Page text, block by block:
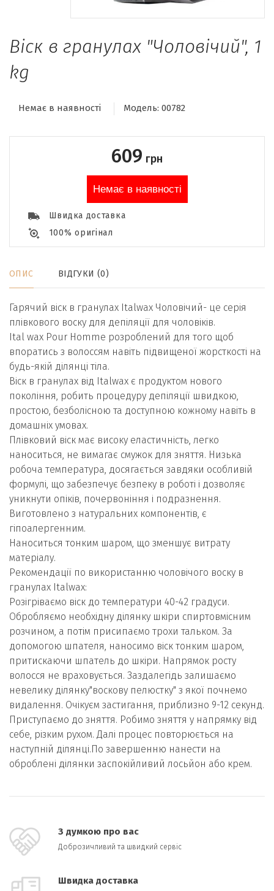
Віск в гранулах "Чоловічий", 1
kg
Немає в наявності Модель: 00782
609 грн
Немає в наявності
Швидка доставка
100% оригінал
ОПИС ВІДГУКИ (0)
Гарячий віск в гранулах Italwax Чоловічий- це серія
плівкового воску для депіляції для чоловіків.
Ital wax Pour Homme розроблений для того щоб
впоратись з волоссям навіть підвищеної жорсткості на
будь-якій ділянці тіла.
Віск в гранулах від Italwax є продуктом нового
покоління, робить процедуру депіляції швидкою,
простою, безболісною та доступною кожному навіть в
домашніх умовах.
Плівковий віск має високу еластичність, легко
наноситься, не вимагає смужок для зняття. Низька
робоча температура, досягається завдяки особливій
формулі, що забезпечує безпеку в роботі і дозволяє
уникнути опіків, почервоніння і подразнення.
Виготовлено з натуральних компонентів, є
гіпоалергенним.
Наноситься тонким шаром, що зменшує витрату
матеріалу.
Рекомендації по використанню чоловічого воску в
гранулах Italwax:
Розігріваємо віск до температури 40-42 градуси.
Обробляємо необхідну ділянку шкіри спиртовмісним
розчином, а потім присипаємо трохи тальком. За
допомогою шпателя, наносимо віск тонким шаром,
притискаючи шпатель до шкіри. Напрямок росту
волосся не враховується. Заздалегідь залишаємо
невелику ділянку"воскову пелюстку" з якої почнемо
видалення. Очікуєм застигання, приблизно 9-12 секунд.
Приступаємо до зняття. Робимо зняття у напрямку від
себе, різким рухом. Далі процес повторюється на
наступній ділянці.По завершенню нанести на
оброблені ділянки заспокійливий лосьйон або крем.
З думкою про вас
Доброзичливий та швидкий сервіс
Швидка доставка